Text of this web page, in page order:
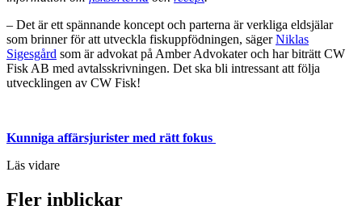
– Det är ett spännande koncept och parterna är verkliga eldsjälar
som brinner för att utveckla fiskuppfödningen, sägerNiklas
Sigesgård som är advokat på Amber Advokater och har biträtt CW
Fisk AB med avtalsskrivningen. Det ska bli intressant att följa
utvecklingen av CW Fisk!
Kunniga affärsjurister med rätt fokus
Läs vidare
Fler inblickar